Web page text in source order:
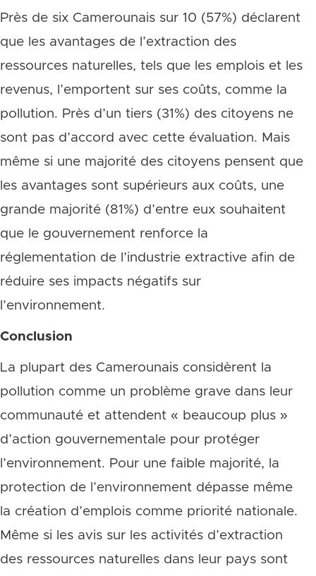
Près de six Camerounais sur 10 (57%) déclarent
que les avantages de l’extraction des
ressources naturelles, tels que les emplois et les
revenus, l’emportent sur ses coûts, comme la
pollution. Près d’un tiers (31%) des citoyens ne
sont pas d’accord avec cette évaluation. Mais
même si une majorité des citoyens pensent que
les avantages sont supérieurs aux coûts, une
grande majorité (81%) d’entre eux souhaitent
que le gouvernement renforce la
réglementation de l’industrie extractive afin de
réduire ses impacts négatifs sur
l’environnement.
Conclusion
La plupart des Camerounais considèrent la
pollution comme un problème grave dans leur
communauté et attendent « beaucoup plus »
d’action gouvernementale pour protéger
l’environnement. Pour une faible majorité, la
protection de l’environnement dépasse même
la création d’emplois comme priorité nationale.
Même si les avis sur les activités d’extraction
des ressources naturelles dans leur pays sont